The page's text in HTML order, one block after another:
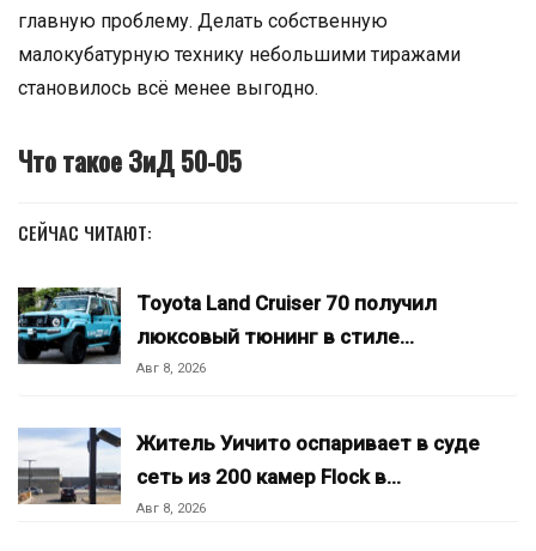
главную проблему. Делать собственную
малокубатурную технику небольшими тиражами
становилось всё менее выгодно.
Что такое ЗиД 50-05
СЕЙЧАС ЧИТАЮТ:
Toyota Land Cruiser 70 получил
люксовый тюнинг в стиле…
Авг 8, 2026
Житель Уичито оспаривает в суде
сеть из 200 камер Flock в…
Авг 8, 2026